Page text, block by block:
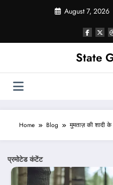
August 7, 2026
State
Home Blog मुमताज़ की शादी